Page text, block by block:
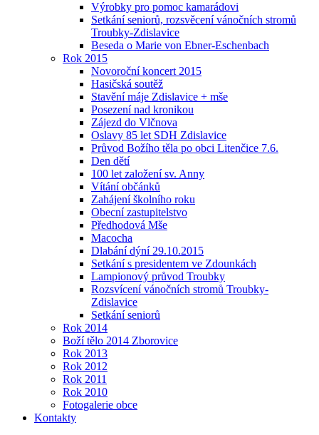
Výrobky pro pomoc kamarádovi
Setkání seniorů, rozsvěcení vánočních stromů
Troubky-Zdislavice
Beseda o Marie von Ebner-Eschenbach
Rok 2015
Novoroční koncert 2015
Hasičská soutěž
Stavění máje Zdislavice + mše
Posezení nad kronikou
Zájezd do Vlčnova
Oslavy 85 let SDH Zdislavice
Průvod Božího těla po obci Litenčice 7.6.
Den dětí
100 let založení sv. Anny
Vítání občánků
Zahájení školního roku
Obecní zastupitelstvo
Předhodová Mše
Macocha
Dlabání dýní 29.10.2015
Setkání s presidentem ve Zdounkách
Lampionový průvod Troubky
Rozsvícení vánočních stromů Troubky-
Zdislavice
Setkání seniorů
Rok 2014
Boží tělo 2014 Zborovice
Rok 2013
Rok 2012
Rok 2011
Rok 2010
Fotogalerie obce
Kontakty